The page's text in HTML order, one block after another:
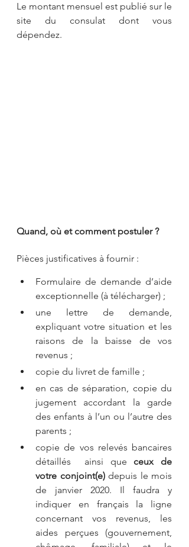
Le montant mensuel est publié sur le
site du consulat dont vous
dépendez.
Quand, où et comment postuler ?
Pièces justificatives à fournir :
Formulaire de demande d’aide
exceptionnelle (à télécharger) ;
une lettre de demande,
expliquant votre situation et les
raisons de la baisse de vos
revenus ;
copie du livret de famille ;
en cas de séparation, copie du
jugement accordant la garde
des enfants à l’un ou l’autre des
parents ;
copie de vos relevés bancaires
détaillés  ainsi que ceux de
votre conjoint(e) depuis le mois
de janvier 2020. Il faudra y
indiquer en français la ligne
concernant vos revenus, les
aides perçues (gouvernement,